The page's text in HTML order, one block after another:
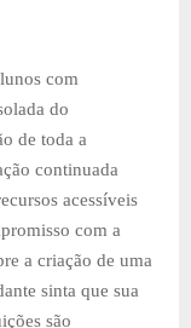
com
do
de toda a
continuada
acessíveis
com a
a criação de uma
sinta que sua
são